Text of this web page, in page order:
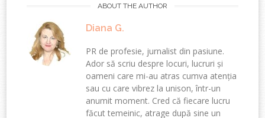
ABOUT THE AUTHOR
Diana G.
PR de profesie, jurnalist din pasiune.
Ador să scriu despre locuri, lucruri și
oameni care mi-au atras cumva atenția
sau cu care vibrez la unison, într-un
anumit moment. Cred că fiecare lucru
făcut temeinic, atrage după sine un